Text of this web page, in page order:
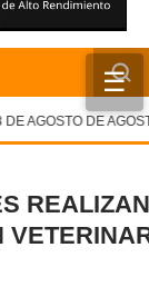
☰
AGOSTO DE
REALIZAN